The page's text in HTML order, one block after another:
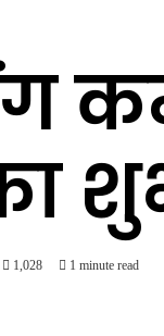
1,028 1 minute read